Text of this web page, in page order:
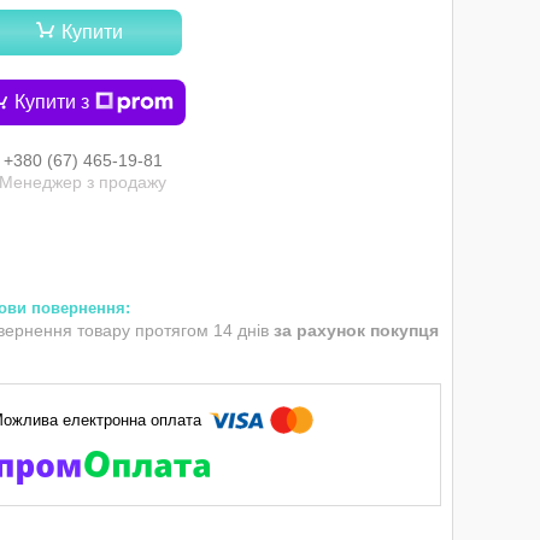
Купити
Купити з
+380 (67) 465-19-81
Менеджер з продажу
товару протягом 14 днів за рахунок покупця